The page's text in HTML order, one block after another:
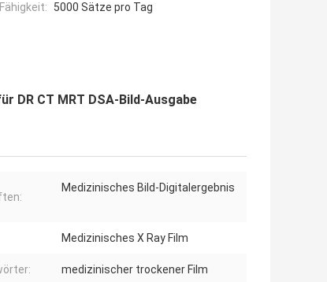
5000 Sätze pro Tag
DR CT MRT DSA-Bild-Ausgabe
Medizinisches Bild-Digitalergebnis
Medizinisches X Ray Film
medizinischer trockener Film